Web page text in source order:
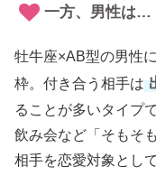
一方、男性は…
牡牛座×AB型の男性
枠。付き合う相手は
ることが多いタイプ
飲み会など「そもそ
相手を恋愛対象とし